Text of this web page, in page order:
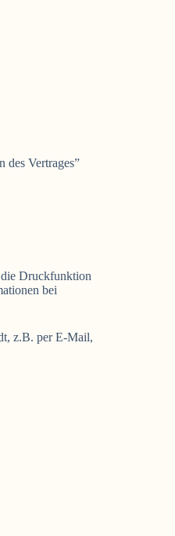
des Vertrages”
die Druckfunktion
bei
z.B. per E-Mail,